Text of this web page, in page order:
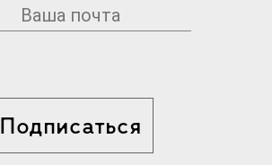
Подписаться